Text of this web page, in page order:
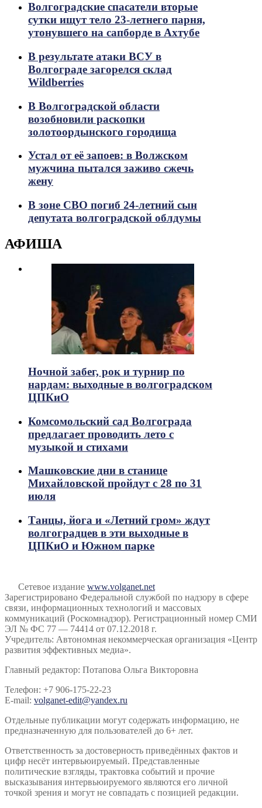
Волгоградские спасатели вторые
сутки ищут тело 23-летнего парня,
утонувшего на сапборде в Ахтубе
В результате атаки ВСУ в
Волгограде загорелся склад
Wildberries
В Волгоградской области
возобновили раскопки
золотоордынского городища
Устал от её запоев: в Волжском
мужчина пытался заживо сжечь
жену
В зоне СВО погиб 24-летний сын
депутата волгоградской облдумы
АФИША
Ночной забег, рок и турнир по
нардам: выходные в волгоградском
ЦПКиО
Комсомольский сад Волгограда
предлагает проводить лето с
музыкой и стихами
Машковские дни в станице
Михайловской пройдут с 28 по 31
июля
Танцы, йога и «Летний гром» ждут
волгоградцев в эти выходные в
ЦПКиО и Южном парке
Сетевое издание www.volganet.net
Зарегистрировано Федеральной службой по надзору в сфере
связи, информационных технологий и массовых
коммуникаций (Роскомнадзор). Регистрационный номер СМИ
ЭЛ № ФС 77 — 74414 от 07.12.2018 г.
Учредитель: Автономная некоммерческая организация «Центр
развития эффективных медиа».
Главный редактор: Потапова Ольга Викторовна
Телефон: +7 906-175-22-23
E-mail: volganet-edit@yandex.ru
Отдельные публикации могут содержать информацию, не
предназначенную для пользователей до 6+ лет.
Ответственность за достоверность приведённых фактов и
цифр несёт интервьюируемый. Представленные
политические взгляды, трактовка событий и прочие
высказывания интервьюируемого являются его личной
точкой зрения и могут не совпадать с позицией редакции.